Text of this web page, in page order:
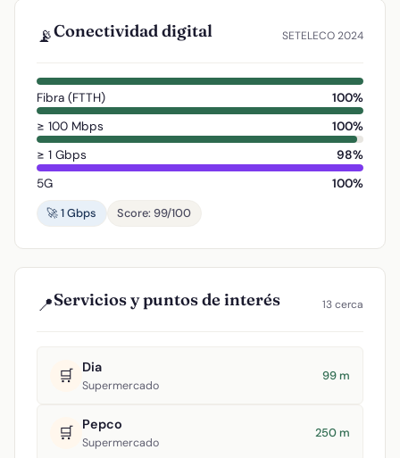
📡Conectividad digital SETELECO 2024
Fibra (FTTH)
100%
≥ 100 Mbps
100%
≥ 1 Gbps
98%
5G
100%
🚀 1 Gbps
Score: 99/100
📍Servicios y puntos de interés 13 cerca
🛒 Dia
Supermercado
99 m
🛒 Pepco
Supermercado
250 m